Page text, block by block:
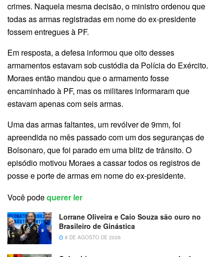
crimes. Naquela mesma decisão, o ministro ordenou que
todas as armas registradas em nome do ex-presidente
fossem entregues à PF.
Em resposta, a defesa informou que oito desses
armamentos estavam sob custódia da Polícia do Exército.
Moraes então mandou que o armamento fosse
encaminhado à PF, mas os militares informaram que
estavam apenas com seis armas.
Uma das armas faltantes, um revólver de 9mm, foi
apreendida no mês passado com um dos seguranças de
Bolsonaro, que foi parado em uma blitz de trânsito. O
episódio motivou Moraes a cassar todos os registros de
posse e porte de armas em nome do ex-presidente.
Você podequerer ler
Lorrane Oliveira e Caio Souza são ouro no
Brasileiro de Ginástica
8 DE AGOSTO DE 2026